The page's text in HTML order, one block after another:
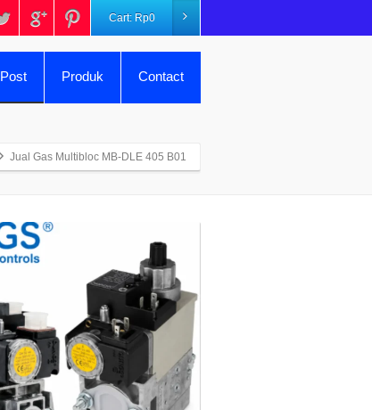
Cart: Rp0
Post Produk Contact
Jual Gas Multibloc MB-DLE 405 B01